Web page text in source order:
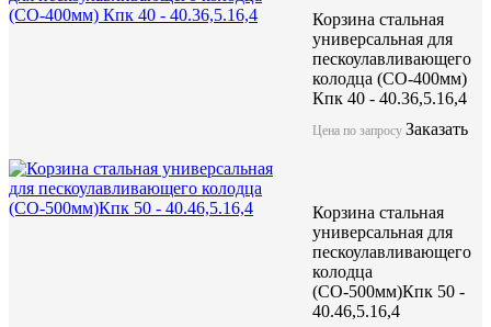
Корзина стальная
универсальная для
пескоулавливающего
колодца (СО-400мм)
Кпк 40 - 40.36,5.16,4
Цена по запросу Заказать
Корзина стальная
универсальная для
пескоулавливающего
колодца
(СО-500мм)Кпк 50 -
40.46,5.16,4